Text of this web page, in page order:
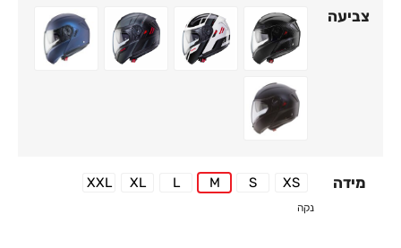
צביעה
CARBON - LEVO X
/ BLACK / RED - MANTA - LEVO X
RED - MANTA - LEVO X
48 MATT BLUE YAMA - LEVO X
17 MATT BLACK - LEVO X
מידה XS
M
M
XL
XXL
נקה